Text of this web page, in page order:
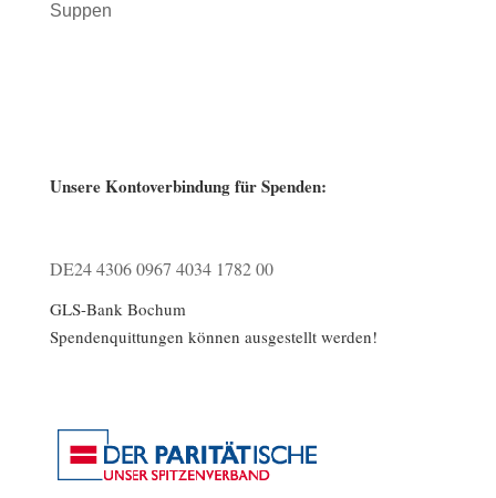
Suppen
Unsere Kontoverbindung für Spenden:
DE24 4306 0967 4034 1782 00
GLS-Bank Bochum
Spendenquittungen können ausgestellt werden!